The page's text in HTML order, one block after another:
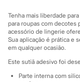
City
Clock House
Mindset
Sawary
Yessica
Moda esportiva
Acessórios
Blusas
Tenha mais liberdade
para roupas com decotes
acessório de lingerie
Sua aplicação é prática e
em qualquer ocasião.
Este sutiã adesivo foi
Parte interna com